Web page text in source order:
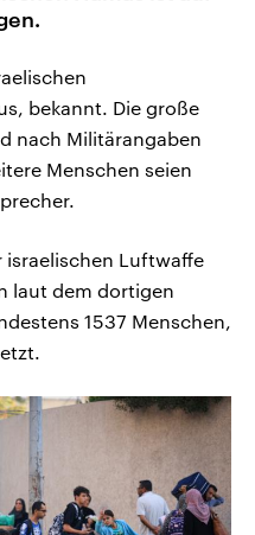
bekannt. Die große
nach Militärangaben
Menschen seien
israelischen Luftwaffe
laut dem dortigen
1537 Menschen,